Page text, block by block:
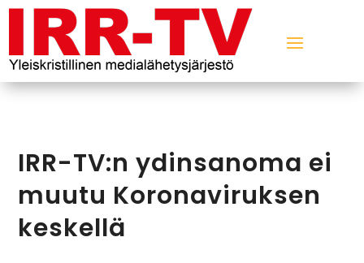
IRR-TV:n ydinsanoma ei
muutu Koronaviruksen
keskellä